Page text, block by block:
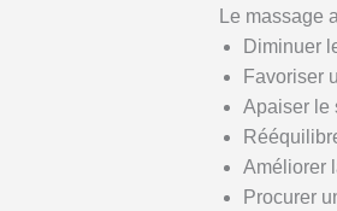
Le massage
Diminuer
Favoriser
Apaiser le
Améliorer
Procurer